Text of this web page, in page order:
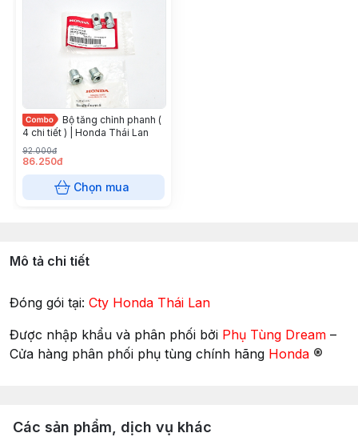
Bộ tăng chỉnh phanh (
4 chi tiết ) | Honda Thái Lan
92.000đ
86.250đ
Chọn mua
Mô tả chi tiết
Đóng gói tại: Cty Honda Thái Lan
Được nhập khẩu và phân phối bởi Phụ Tùng Dream –
Cửa hàng phân phối phụ tùng chính hãng Honda ®
Các sản phẩm, dịch vụ khác